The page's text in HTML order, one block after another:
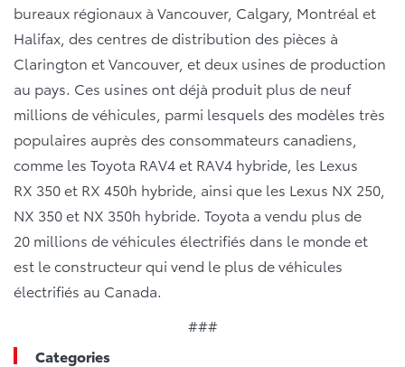
bureaux régionaux à Vancouver, Calgary, Montréal et
Halifax, des centres de distribution des pièces à
Clarington et Vancouver, et deux usines de production
au pays. Ces usines ont déjà produit plus de neuf
millions de véhicules, parmi lesquels des modèles très
populaires auprès des consommateurs canadiens,
comme les Toyota RAV4 et RAV4 hybride, les Lexus
RX 350 et RX 450h hybride, ainsi que les Lexus NX 250,
NX 350 et NX 350h hybride. Toyota a vendu plus de
20 millions de véhicules électrifiés dans le monde et
est le constructeur qui vend le plus de véhicules
électrifiés au Canada.
###
Categories